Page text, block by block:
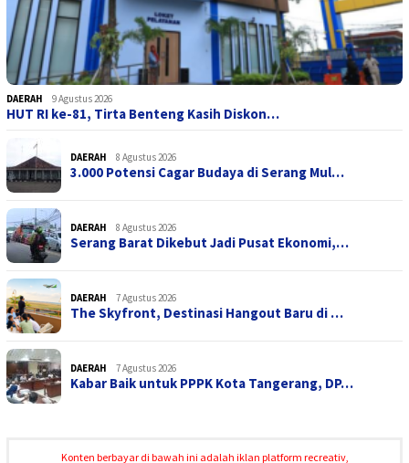
DAERAH 9 Agustus 2026
HUT RI ke-81, Tirta Benteng Kasih Diskon…
DAERAH 8 Agustus 2026
3.000 Potensi Cagar Budaya di Serang Mul…
DAERAH 8 Agustus 2026
Serang Barat Dikebut Jadi Pusat Ekonomi,…
DAERAH 7 Agustus 2026
The Skyfront, Destinasi Hangout Baru di …
DAERAH 7 Agustus 2026
Kabar Baik untuk PPPK Kota Tangerang, DP…
Konten berbayar di bawah ini adalah iklan platform recreativ,